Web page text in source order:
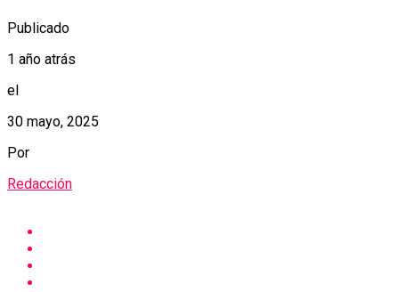
Publicado
1 año atrás
el
30 mayo, 2025
Por
Redacción